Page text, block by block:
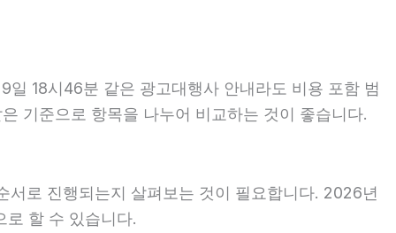
18시46분 같은 광고대행사 안내라도 비용 포함 범
기준으로 항목을 나누어 비교하는 것이 좋습니다.
로 진행되는지 살펴보는 것이 필요합니다. 2026년
로 할 수 있습니다.